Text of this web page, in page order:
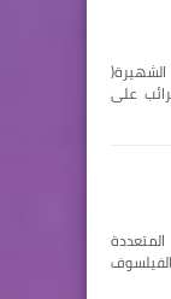
على